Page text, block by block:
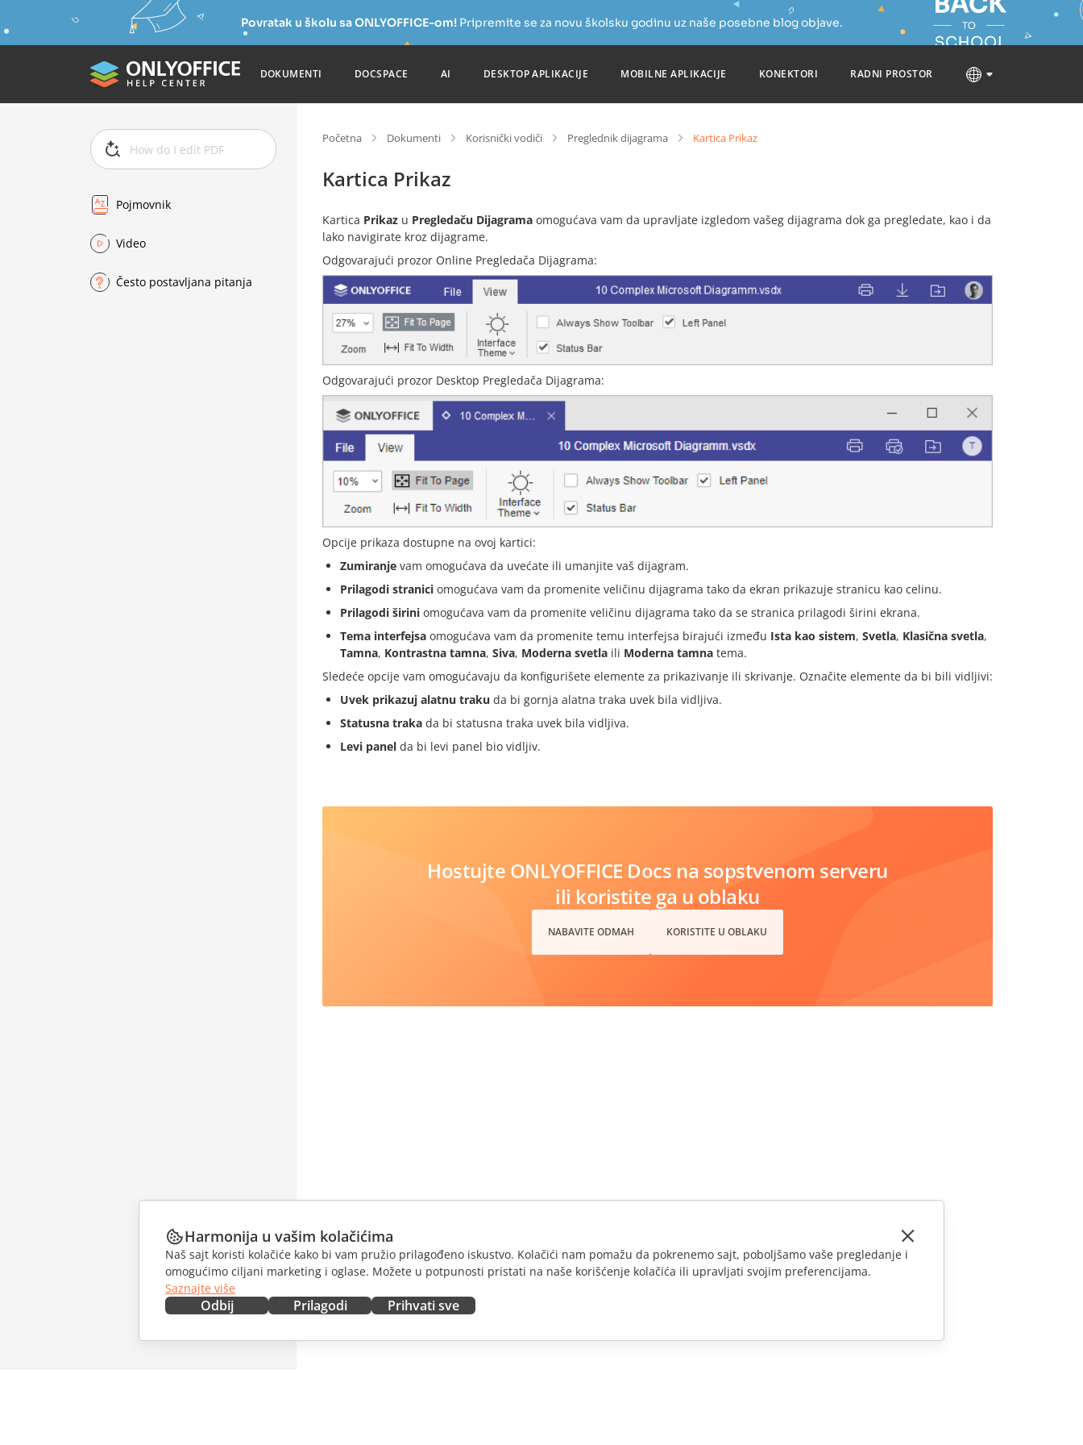
Povratak u školu sa ONLYOFFICE-om!Pripremite se za novu školsku godinu uz naše posebne blog objave.
DOKUMENTI DOCSPACE AI DESKTOP APLIKACIJE MOBILNE APLIKACIJE KONEKTORI RADNI PROSTOR
Pojmovnik
Video
Često postavljana pitanja
Početna Dokumenti Korisnički vodiči Preglednik dijagrama Kartica Prikaz
Kartica Prikaz
Kartica Prikaz u Pregledaču Dijagrama omogućava vam da upravljate izgledom vašeg dijagrama dok ga pregledate, kao i da
lako navigirate kroz dijagrame.
Odgovarajući prozor Online Pregledača Dijagrama:
Odgovarajući prozor Desktop Pregledača Dijagrama:
Opcije prikaza dostupne na ovoj kartici:
Zumiranje vam omogućava da uvećate ili umanjite vaš dijagram.
Prilagodi stranici omogućava vam da promenite veličinu dijagrama tako da ekran prikazuje stranicu kao celinu.
Prilagodi širini omogućava vam da promenite veličinu dijagrama tako da se stranica prilagodi širini ekrana.
Tema interfejsa omogućava vam da promenite temu interfejsa birajući između Ista kao sistem, Svetla, Klasična svetla,
Tamna, Kontrastna tamna, Siva, Moderna svetla ili Moderna tamna tema.
Sledeće opcije vam omogućavaju da konfigurišete elemente za prikazivanje ili skrivanje. Označite elemente da bi bili vidljivi:
Uvek prikazuj alatnu traku da bi gornja alatna traka uvek bila vidljiva.
Statusna traka da bi statusna traka uvek bila vidljiva.
Levi panel da bi levi panel bio vidljiv.
Hostujte ONLYOFFICE Docs na sopstvenom serveru
ili koristite ga u oblaku
NABAVITE ODMAH KORISTITE U OBLAKU
Harmonija u vašim kolačićima
Naš sajt koristi kolačiće kako bi vam pružio prilagođeno iskustvo. Kolačići nam pomažu da pokrenemo sajt, poboljšamo vaše pregledanje i
omogućimo ciljani marketing i oglase. Možete u potpunosti pristati na naše korišćenje kolačića ili upravljati svojim preferencijama.
Saznajte više
Odbij Prilagodi Prihvati sve